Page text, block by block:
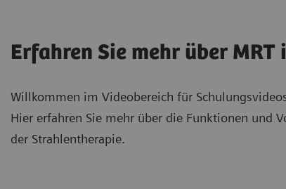
Erfahren Sie mehr über
Willkommen im Videobereich für
Hier erfahren Sie mehr über die Funktionen und
der Strahlentherapie.